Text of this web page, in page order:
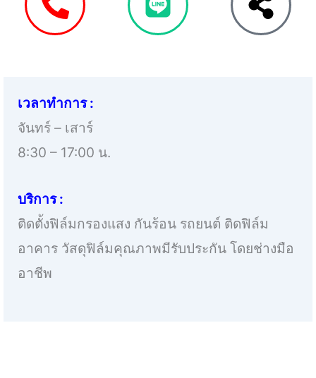
เวลาทำการ :
จันทร์ – เสาร์
8:30 – 17:00 น.
บริการ :
ติดตั้งฟิล์มกรองแสง กันร้อน รถยนต์ ติดฟิล์ม
อาคาร วัสดุฟิล์มคุณภาพมีรับประกัน โดยช่างมือ
อาชีพ